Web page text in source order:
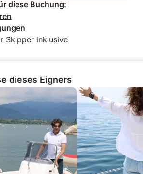
diese Buchung:
Skipper inklusive
dieses Eigners